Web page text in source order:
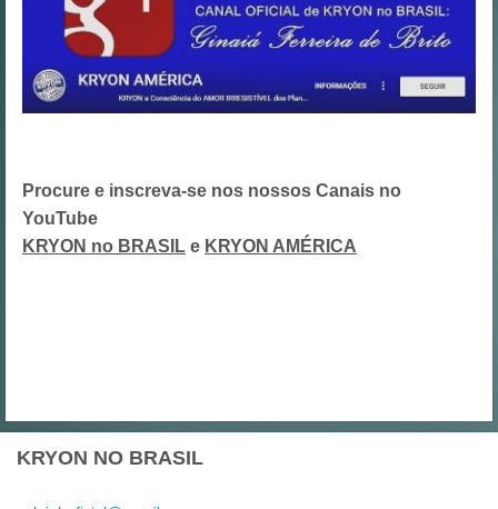
Procure e inscreva-se nos nossos Canais no
YouTube
KRYON no BRASIL e KRYON AMÉRICA
KRYON NO BRASIL